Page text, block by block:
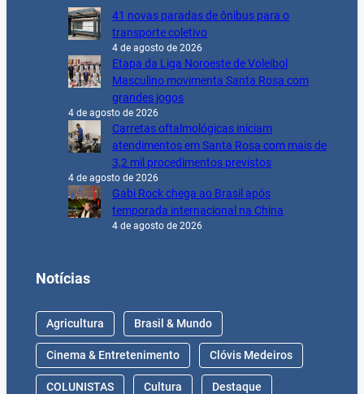
41 novas paradas de ônibus para o
transporte coletivo
4 de agosto de 2026
Etapa da Liga Noroeste de Voleibol
Masculino movimenta Santa Rosa com
grandes jogos
4 de agosto de 2026
Carretas oftalmológicas iniciam
atendimentos em Santa Rosa com mais de
3,2 mil procedimentos previstos
4 de agosto de 2026
Gabi Rock chega ao Brasil após
temporada internacional na China
4 de agosto de 2026
Notícias
Agricultura Brasil & Mundo
Cinema & Entretenimento Clóvis Medeiros
COLUNISTAS Cultura Destaque